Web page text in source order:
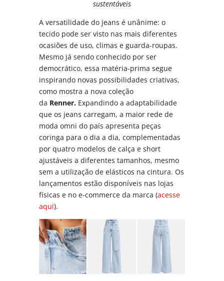
sustentáveis
A versatilidade do jeans é unânime: o
tecido pode ser visto nas mais diferentes
ocasiões de uso, climas e guarda-roupas.
Mesmo já sendo conhecido por ser
democrático, essa matéria-prima segue
inspirando novas possibilidades criativas,
como mostra a nova coleção
da Renner. Expandindo a adaptabilidade
que os jeans carregam, a maior rede de
moda omni do país apresenta peças
coringa para o dia a dia, complementadas
por quatro modelos de calça e short
ajustáveis a diferentes tamanhos, mesmo
sem a utilização de elásticos na cintura. Os
lançamentos estão disponíveis nas lojas
físicas e no e-commerce da marca (acesse
aqui).